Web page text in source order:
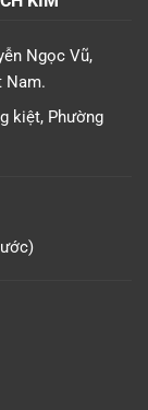
Ngọc Vũ,
Nam.
kiệt, Phường